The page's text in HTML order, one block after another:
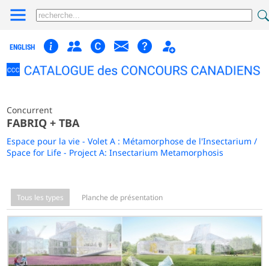
ENGLISH
Concurrent
FABRIQ + TBA
Espace pour la vie - Volet A : Métamorphose de l'Insectarium /
Space for Life - Project A: Insectarium Metamorphosis
Tous les types Planche de présentation